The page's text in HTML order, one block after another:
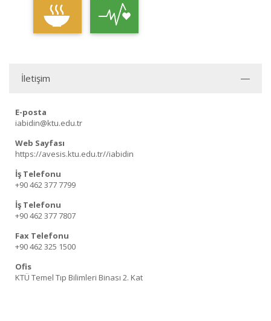
İletişim
E-posta
iabidin@ktu.edu.tr
Web Sayfası
https://avesis.ktu.edu.tr//iabidin
İş Telefonu
+90 462 377 7799
İş Telefonu
+90 462 377 7807
Fax Telefonu
+90 462 325 1500
Ofis
KTÜ Temel Tıp Bilimleri Binası 2. Kat